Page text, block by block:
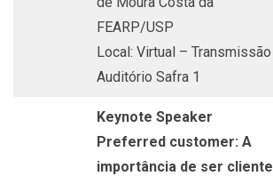
FEARP/USP
Local: Virtual – Transmissão
Auditório Safra 1
Keynote Speaker
Preferred customer: A
importância de ser cliente